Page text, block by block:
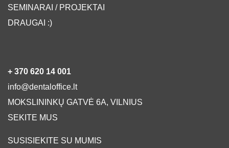
SEMINARAI / PROJEKTAI
DRAUGAI :)
+ 370 620 14 001
info@dentaloffice.lt
MOKSLININKŲ GATVĖ 6A, VILNIUS
SEKITE MUS
SUSISIEKITE SU MUMIS